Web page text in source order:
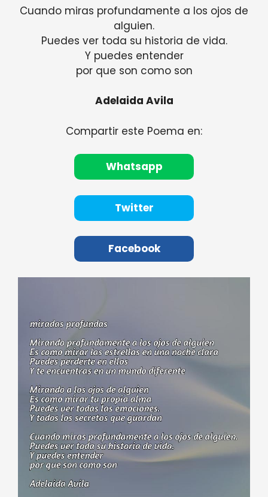
Cuando miras profundamente a los ojos de
alguien.
Puedes ver toda su historia de vida.
Y puedes entender
por que son como son
Adelaida Avila
Compartir este Poema en:
Whatsapp
Twitter
Facebook